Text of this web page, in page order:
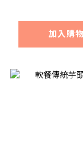
加入購